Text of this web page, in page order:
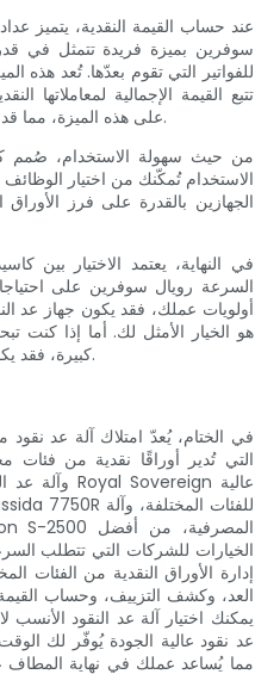
عند حساب القيمة النقدية، يتميز
سوفرين بميزة فريدة تتمثل في
للفواتير التي تقوم بعدّها. تُعد هذه
على هذه الميزة، مما قد يُثير اهتمام الشركات التي تحتاجها.
من حيث سهولة الاستخدام، صُمم
الاستخدام تُمكّنك من اختيار الوظائف
الجهازين بالقدرة على فرز
السرعة رويال سوفرين على
أولويات عملك، فقد يكون جهاز عد
هو الخيار الأمثل لك. أما إذا
كبيرة، فقد يكون كاسيدا 6600 هو الخيار الأمثل.
في الختام، يُعدّ امتلاك آلة عد نقود
التي تُدير أوراقًا نقدية من فئات
الخيارات للشركات التي تتطلب
إدارة الأوراق النقدية من الفئات
العد، وكشف التزييف، وحساب
يمكنك اختيار آلة عد النقود الأنسب
عد نقود عالية الجودة يُوفّر لك
مما يُساعد عملك في نهاية المطاف